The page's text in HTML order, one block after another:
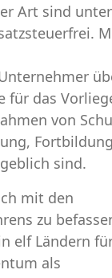
Art sind unter
für das
von
sind.
mit den
zu
elf Ländern
als